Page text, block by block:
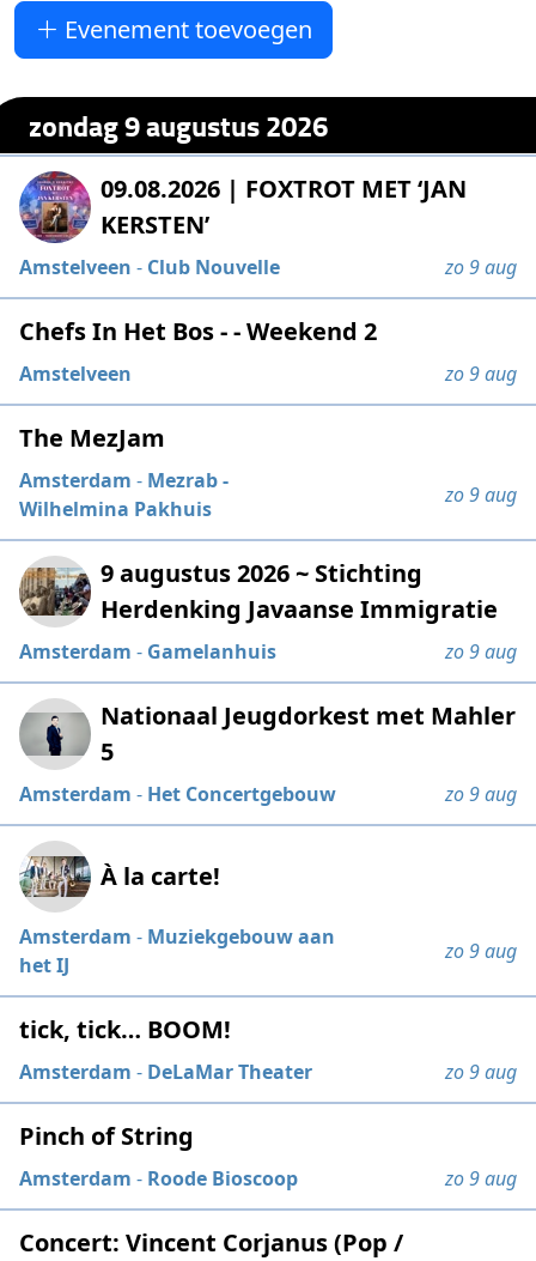
Evenement toevoegen
zondag 9 augustus 2026
09.08.2026 | FOXTROT MET ‘JAN
KERSTEN’
Amstelveen - Club Nouvelle zo 9 aug
Chefs In Het Bos - - Weekend 2
Amstelveen zo 9 aug
The MezJam
Amsterdam - Mezrab -
Wilhelmina Pakhuis
zo 9 aug
9 augustus 2026 ~ Stichting
Herdenking Javaanse Immigratie
Amsterdam - Gamelanhuis zo 9 aug
Nationaal Jeugdorkest met Mahler
5
Amsterdam - Het Concertgebouw zo 9 aug
À la carte!
Amsterdam - Muziekgebouw aan
het IJ
zo 9 aug
tick, tick… BOOM!
Amsterdam - DeLaMar Theater zo 9 aug
Pinch of String
Amsterdam - Roode Bioscoop zo 9 aug
Concert: Vincent Corjanus (Pop /